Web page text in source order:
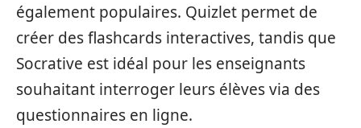
également populaires. Quizlet permet de
créer des flashcards interactives, tandis que
Socrative est idéal pour les enseignants
souhaitant interroger leurs élèves via des
questionnaires en ligne.